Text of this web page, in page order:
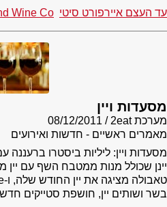
עד העצם איירפורט סיטי Wine Co
מסעדות ויין
מערכת 2eat
08/12/2011
מאמרים ראשיים - חדשות ואירועים
מסעדות ויין: ליליות ביסטרו
יינן שכולל מנות ממטבח השף עם
בשר ושותים יין, חושפת סטייקים